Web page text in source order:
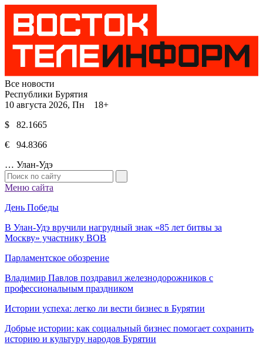
Все новости
Республики Бурятия
10 августа 2026, Пн 18+
$ 82.1665
€ 94.8366
… Улан-Удэ
Меню сайта
День Победы
В Улан-Удэ вручили нагрудный знак «85 лет битвы за
Москву» участнику ВОВ
Парламентское обозрение
Владимир Павлов поздравил железнодорожников с
профессиональным праздником
Истории успеха: легко ли вести бизнес в Бурятии
Добрые истории: как социальный бизнес помогает сохранить
историю и культуру народов Бурятии